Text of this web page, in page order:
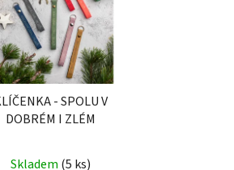
- SPOLU V
DOBRÉM I ZLÉM
Skladem (5 ks)